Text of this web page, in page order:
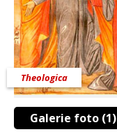
Galerie foto (1)
Theologica